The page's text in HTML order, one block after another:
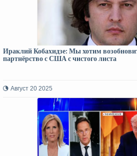
Ираклий Кобахидзе: Мы хотим
партнёрство с США с чистого листа
Август 20 2025